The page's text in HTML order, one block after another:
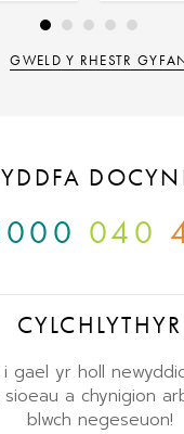
GWELD Y RHESTR
040
CYLCHLYTHYR
gael yr holl
a chynigion
blwch negeseuon!